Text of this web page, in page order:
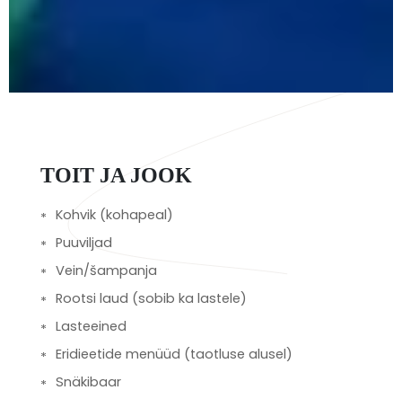
TOIT JA JOOK
Kohvik (kohapeal)
Puuviljad
Vein/šampanja
Rootsi laud (sobib ka lastele)
Lasteeined
Eridieetide menüüd (taotluse alusel)
Snäkibaar